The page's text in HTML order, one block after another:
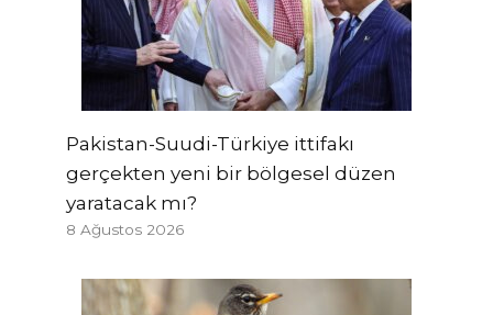
Pakistan-Suudi-Türkiye ittifakı
gerçekten yeni bir bölgesel düzen
yaratacak mı?
8 Ağustos 2026